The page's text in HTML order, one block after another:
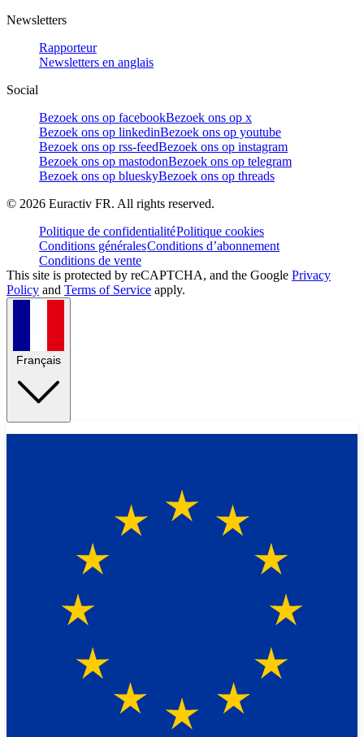
Newsletters
Rapporteur
Newsletters en anglais
Social
Bezoek ons op facebookBezoek ons op x
Bezoek ons op linkedinBezoek ons op youtube
Bezoek ons op rss-feedBezoek ons op instagram
Bezoek ons op mastodonBezoek ons op telegram
Bezoek ons op blueskyBezoek ons op threads
© 2026 Euractiv FR. All rights reserved.
Politique de confidentialitéPolitique cookies
Conditions généralesConditions d’abonnement
Conditions de vente
This site is protected by reCAPTCHA, and the Google Privacy
Policy and Terms of Service apply.
Français